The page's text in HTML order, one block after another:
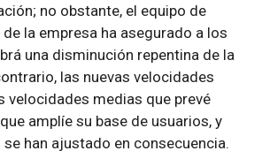
no obstante, el equipo de
la empresa ha asegurado a los
una disminución repentina de la
las nuevas velocidades
velocidades medias que prevé
amplíe su base de usuarios, y
han ajustado en consecuencia.